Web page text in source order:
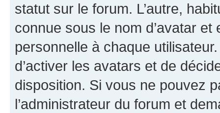
statut sur le forum. L’autre,
connue sous le nom d’avatar
personnelle à chaque
d’activer les avatars et de
disposition. Si vous ne pouvez
l’administrateur du forum et